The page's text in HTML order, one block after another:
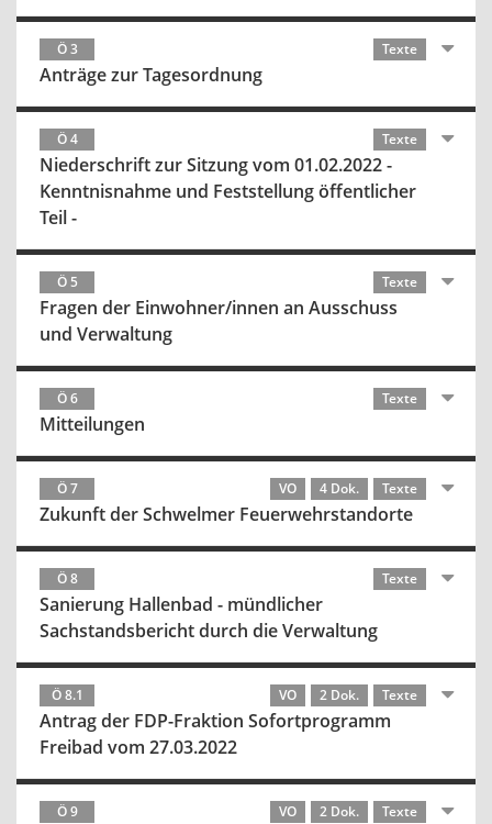
Ö 3 Texte
Anträge zur Tagesordnung
Ö 4 Texte
Niederschrift zur Sitzung vom 01.02.2022 -
Kenntnisnahme und Feststellung öffentlicher
Teil -
Ö 5 Texte
Fragen der Einwohner/innen an Ausschuss
und Verwaltung
Ö 6 Texte
Mitteilungen
Ö 7 VO 4 Dok. Texte
Zukunft der Schwelmer Feuerwehrstandorte
Ö 8 Texte
Sanierung Hallenbad - mündlicher
Sachstandsbericht durch die Verwaltung
Ö 8.1 VO 2 Dok. Texte
Antrag der FDP-Fraktion Sofortprogramm
Freibad vom 27.03.2022
Ö 9 VO 2 Dok. Texte